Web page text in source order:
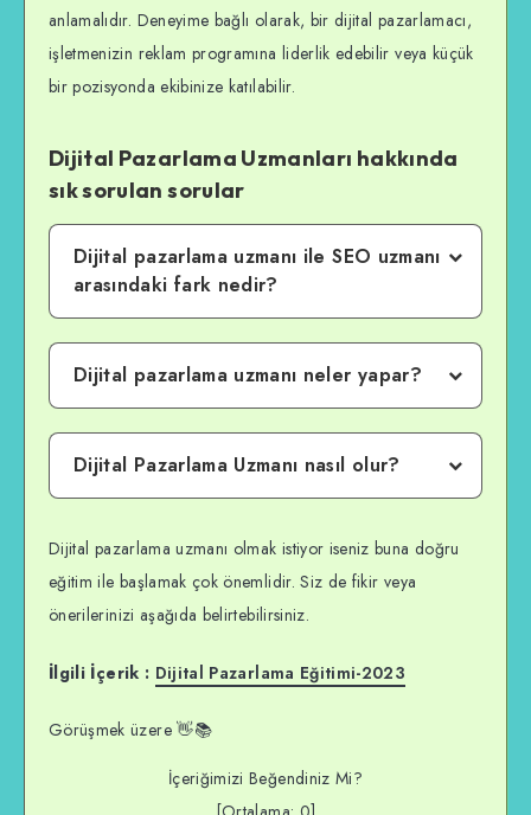
anlamalıdır. Deneyime bağlı olarak, bir dijital pazarlamacı,
işletmenizin reklam programına liderlik edebilir veya küçük
bir pozisyonda ekibinize katılabilir.
Dijital Pazarlama Uzmanları hakkında
sık sorulan sorular
Dijital pazarlama uzmanı ile SEO uzmanı
arasındaki fark nedir?
Dijital pazarlama uzmanı neler yapar?
Dijital Pazarlama Uzmanı nasıl olur?
Dijital pazarlama uzmanı olmak istiyor iseniz buna doğru
eğitim ile başlamak çok önemlidir. Siz de fikir veya
önerilerinizi aşağıda belirtebilirsiniz.
İlgili İçerik : Dijital Pazarlama Eğitimi-2023
Görüşmek üzere 👋📚
İçeriğimizi Beğendiniz Mi?